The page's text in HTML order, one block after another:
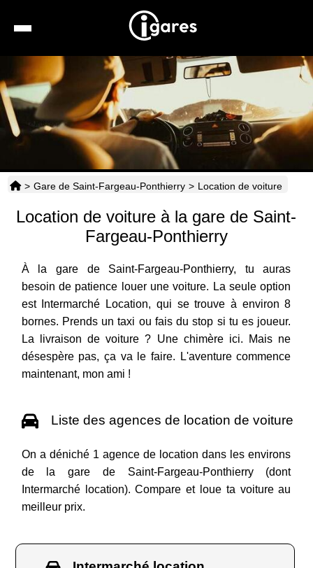
Recherche
Location de voiture
Hôtels
Taxis
Transports
Horaires
> Gare de Saint-Fargeau-Ponthierry > Location de voiture
Location de voiture à la gare de Saint-
Fargeau-Ponthierry
À la gare de Saint-Fargeau-Ponthierry, tu auras
besoin de patience louer une voiture. La seule option
est Intermarché Location, qui se trouve à environ 8
bornes. Prends un taxi ou fais du stop si tu es joueur.
La livraison de voiture ? Une chimère ici. Mais ne
désespère pas, ça va le faire. L'aventure commence
maintenant, mon ami !
Liste des agences de location de voiture
On a déniché 1 agence de location dans les environs
de la gare de Saint-Fargeau-Ponthierry (dont
Intermarché location). Compare et loue ta voiture au
meilleur prix.